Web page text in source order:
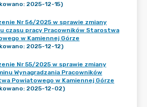
2025-12-15)
Nr 56/2025 w sprawie zmiany
czasu pracy Pracowników Starostwa
w Kamiennej Górze
2025-12-12)
Nr 55/2025 w sprawie zmiany
Wynagradzania Pracowników
Powiatowego w Kamiennej Górze
2025-12-02)